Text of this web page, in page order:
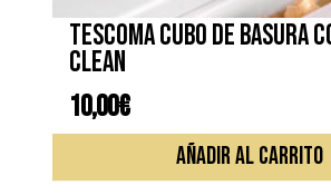
TESCOMA CUBO DE BASURA
CLEAN
10,00€
AÑADIR AL CARRITO